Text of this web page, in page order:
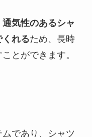
通気性のあるシャ
れるため、長時
とができます。
であり、シャツ